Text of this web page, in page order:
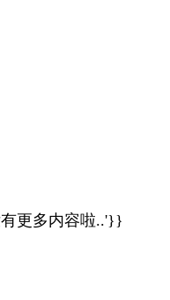
更多内容啦..'}}